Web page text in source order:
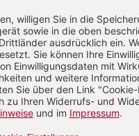
Bereich
€
Halbjahr + Digitalzugang